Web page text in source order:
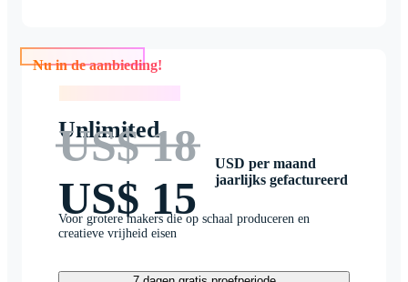
Nu in de aanbieding!
Unlimited
US$ 18
US$ 15
USD per maand
jaarlijks gefactureerd
Voor grotere makers die op schaal produceren en
creatieve vrijheid eisen